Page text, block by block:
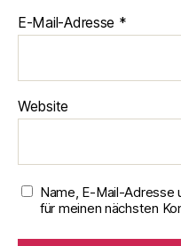
E-Mail-Adresse *
Website
Name, E-Mail-Adresse
für meinen nächsten